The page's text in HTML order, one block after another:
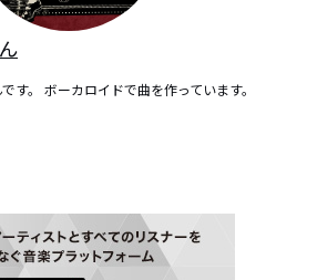
す。 ボーカロイドで曲を作っています。